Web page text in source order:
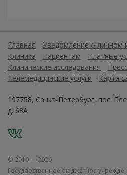
Главная Уведомление о личном
Клиника
Пациентам Платные
Клинические исследования
Телемедицинские услуги
Карта
197758, Санкт-Петербург, пос.
д. 68А
© 2010 — 2026
Государственное бюджетное